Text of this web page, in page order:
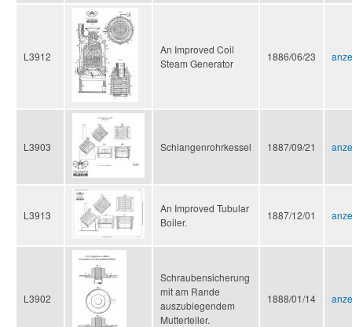
L3912
An Improved Coil
Steam Generator
1886/06/23
L3903 Schlangenrohrkessel 1887/09/21
L3913
An Improved Tubular
Boiler.
1887/12/01
L3902
Schraubensicherung
mit am Rande
auszubiegendem
Mutterteller.
1888/01/14